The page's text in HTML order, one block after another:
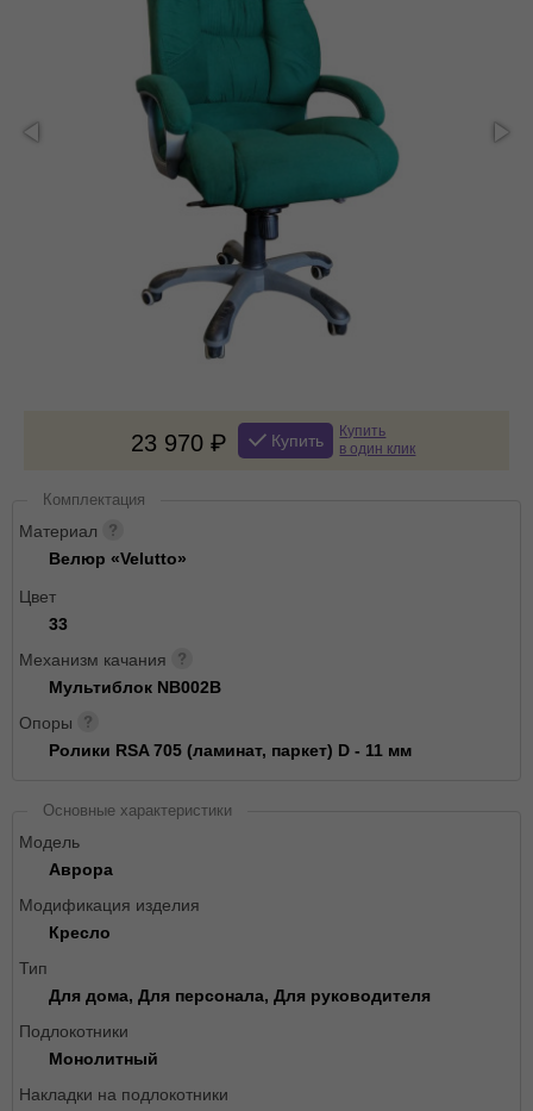
23 970 Купить
Купить
в один клик
Комплектация
Материал
Велюр «Velutto»
Цвет
33
Механизм качания
Мультиблок NB002B
Опоры
Ролики RSA 705 (ламинат, паркет) D - 11 мм
Основные характеристики
Модель
Аврора
Модификация изделия
Кресло
Тип
Для дома, Для персонала, Для руководителя
Подлокотники
Монолитный
Накладки на подлокотники